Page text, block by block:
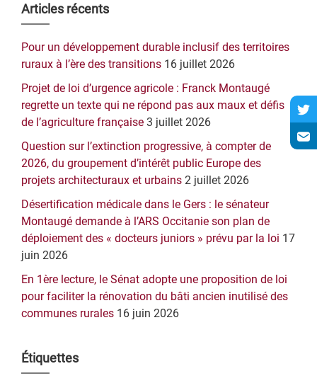
Barre
latérale
principale
Articles récents
Pour un développement durable inclusif des territoires
ruraux à l’ère des transitions 16 juillet 2026
Projet de loi d’urgence agricole : Franck Montaugé
regrette un texte qui ne répond pas aux maux et défis
de l’agriculture française 3 juillet 2026
Question sur l’extinction progressive, à compter de
2026, du groupement d’intérêt public Europe des
projets architecturaux et urbains 2 juillet 2026
Désertification médicale dans le Gers : le sénateur
Montaugé demande à l’ARS Occitanie son plan de
déploiement des « docteurs juniors » prévu par la loi 17
juin 2026
En 1ère lecture, le Sénat adopte une proposition de loi
pour faciliter la rénovation du bâti ancien inutilisé des
communes rurales 16 juin 2026
Étiquettes